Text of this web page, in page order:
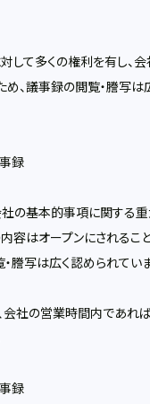
して多くの権利を有し、
め、議事録の閲覧・謄写
録
の基本的事項に関する
内容はオープンにされるこ
謄写は広く認められていま
社の営業時間内であれば
録